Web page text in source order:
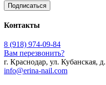
Контакты
8 (918) 974-09-84
Вам перезвонить?
г. Краснодар, ул. Кубанская,
info@erina-nail.com